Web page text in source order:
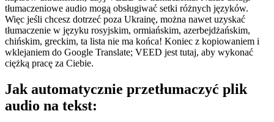
tłumaczeniowe audio mogą obsługiwać setki różnych języków.
Więc jeśli chcesz dotrzeć poza Ukrainę, można nawet uzyskać
tłumaczenie w języku rosyjskim, ormiańskim, azerbejdżańskim,
chińskim, greckim, ta lista nie ma końca! Koniec z kopiowaniem i
wklejaniem do Google Translate; VEED jest tutaj, aby wykonać
ciężką pracę za Ciebie.
Jak automatycznie przetłumaczyć plik
audio na tekst: